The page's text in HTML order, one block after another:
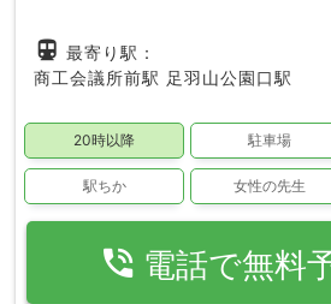
directions_subway 最寄り駅：
商工会議所前駅 足羽山公園口駅
20時以降 駐車場
駅ちか 女性の先生
phone_in_talk 電話で無料